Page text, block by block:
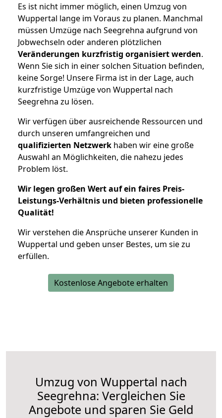
Es ist nicht immer möglich, einen Umzug von
Wuppertal lange im Voraus zu planen. Manchmal
müssen Umzüge nach Seegrehna aufgrund von
Jobwechseln oder anderen plötzlichen
Veränderungen kurzfristig organisiert werden.
Wenn Sie sich in einer solchen Situation befinden,
keine Sorge! Unsere Firma ist in der Lage, auch
kurzfristige Umzüge von Wuppertal nach
Seegrehna zu lösen.
Wir verfügen über ausreichende Ressourcen und
durch unseren umfangreichen und
qualifizierten Netzwerk haben wir eine große
Auswahl an Möglichkeiten, die nahezu jedes
Problem löst.
Wir legen großen Wert auf ein faires Preis-
Leistungs-Verhältnis und bieten professionelle
Qualität!
Wir verstehen die Ansprüche unserer Kunden in
Wuppertal und geben unser Bestes, um sie zu
erfüllen.
Kostenlose Angebote erhalten
Umzug von Wuppertal nach
Seegrehna: Vergleichen Sie
Angebote und sparen Sie Geld